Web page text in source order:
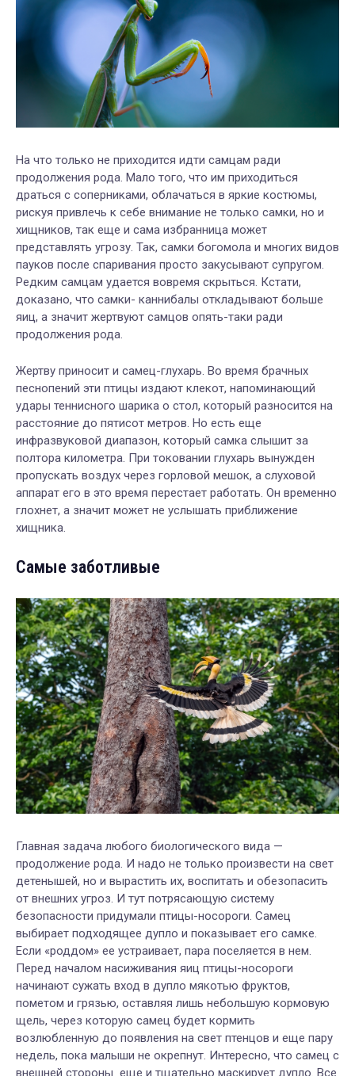
На что только не приходится идти самцам ради
продолжения рода. Мало того, что им приходиться
драться с соперниками, облачаться в яркие костюмы,
рискуя привлечь к себе внимание не только самки, но и
хищников, так еще и сама избранница может
представлять угрозу. Так, самки богомола и многих видов
пауков после спаривания просто закусывают супругом.
Редким самцам удается вовремя скрыться. Кстати,
доказано, что самки- каннибалы откладывают больше
яиц, а значит жертвуют самцов опять-таки ради
продолжения рода.
Жертву приносит и самец-глухарь. Во время брачных
песнопений эти птицы издают клекот, напоминающий
удары теннисного шарика о стол, который разносится на
расстояние до пятисот метров. Но есть еще
инфразвуковой диапазон, который самка слышит за
полтора километра. При токовании глухарь вынужден
пропускать воздух через горловой мешок, а слуховой
аппарат его в это время перестает работать. Он временно
глохнет, а значит может не услышать приближение
хищника.
Самые заботливые
Главная задача любого биологического вида —
продолжение рода. И надо не только произвести на свет
детенышей, но и вырастить их, воспитать и обезопасить
от внешних угроз. И тут потрясающую систему
безопасности придумали птицы-носороги. Самец
выбирает подходящее дупло и показывает его самке.
Если «роддом» ее устраивает, пара поселяется в нем.
Перед началом насиживания яиц птицы-носороги
начинают сужать вход в дупло мякотью фруктов,
пометом и грязью, оставляя лишь небольшую кормовую
щель, через которую самец будет кормить
возлюбленную до появления на свет птенцов и еще пару
недель, пока малыши не окрепнут. Интересно, что самец с